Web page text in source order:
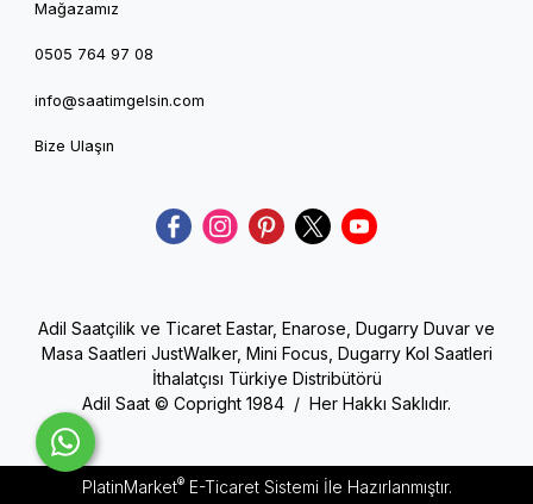
Mağazamız
0505 764 97 08
info@saatimgelsin.com
Bize Ulaşın
Adil Saatçilik ve Ticaret Eastar, Enarose, Dugarry Duvar ve
Masa Saatleri JustWalker, Mini Focus, Dugarry Kol Saatleri
İthalatçısı Türkiye Distribütörü
Adil Saat © Copright 1984 / Her Hakkı Saklıdır.
PlatinMarket®E-Ticaret Sistemiİle Hazırlanmıştır.